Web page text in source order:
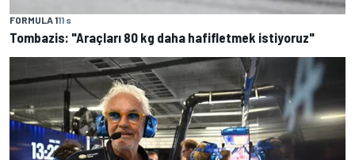
FORMULA 111 s
Tombazis: "Araçları 80 kg daha hafifletmek istiyoruz"